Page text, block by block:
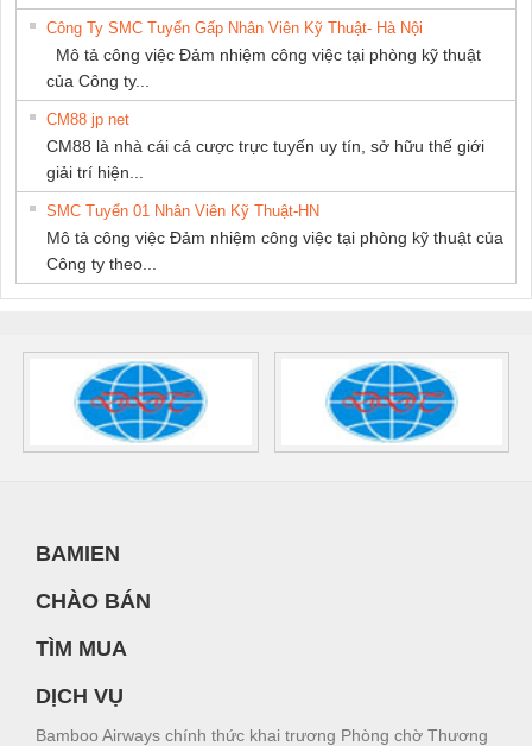
Công Ty SMC Tuyển Gấp Nhân Viên Kỹ Thuật- Hà Nội
Mô tả công việc Đảm nhiệm công việc tại phòng kỹ thuật
của Công ty...
CM88 jp net
CM88 là nhà cái cá cược trực tuyến uy tín, sở hữu thế giới
giải trí hiện...
SMC Tuyển 01 Nhân Viên Kỹ Thuật-HN
Mô tả công việc Đảm nhiệm công việc tại phòng kỹ thuật của
Công ty theo...
BAMIEN
CHÀO BÁN
TÌM MUA
DỊCH VỤ
Bamboo Airways chính thức khai trương Phòng chờ Thương